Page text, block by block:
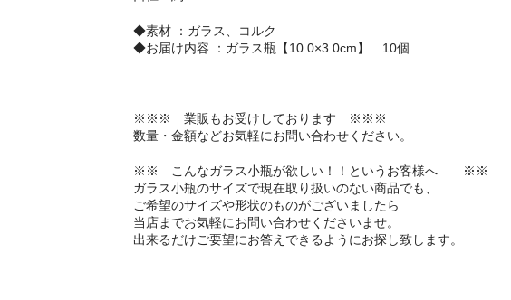
◆素材 ：ガラス、コルク
◆お届け内容 ：ガラス瓶【10.0×3.0cm】 10個
※※※ 業販もお受けしております ※※※
数量・金額などお気軽にお問い合わせください。
※※ こんなガラス小瓶が欲しい！！というお客様へ ※※
ガラス小瓶のサイズで現在取り扱いのない商品でも、
ご希望のサイズや形状のものがございましたら
当店までお気軽にお問い合わせくださいませ。
出来るだけご要望にお答えできるようにお探し致します。